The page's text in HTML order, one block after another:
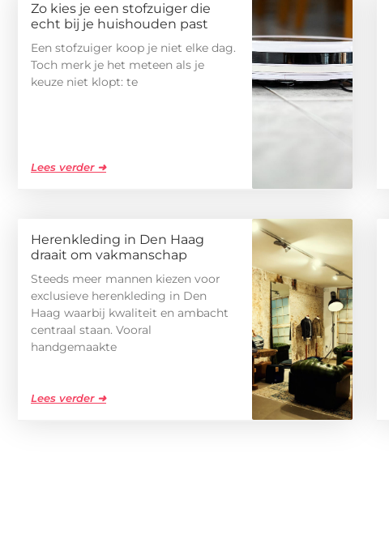
Zo kies je een stofzuiger die
echt bij je huishouden past
Een stofzuiger koop je niet elke dag.
Toch merk je het meteen als je
keuze niet klopt: te
Lees verder ➜
Herenkleding in Den Haag
draait om vakmanschap
Steeds meer mannen kiezen voor
exclusieve herenkleding in Den
Haag waarbij kwaliteit en ambacht
centraal staan. Vooral
handgemaakte
Lees verder ➜